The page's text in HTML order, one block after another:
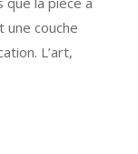
une couche
L’art,